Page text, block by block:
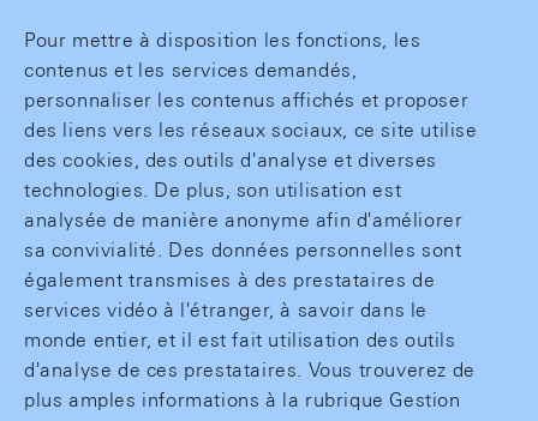
Pour mettre à disposition les fonctions, les
contenus et les services demandés,
personnaliser les contenus affichés et proposer
des liens vers les réseaux sociaux, ce site utilise
des cookies, des outils d'analyse et diverses
technologies. De plus, son utilisation est
analysée de manière anonyme afin d'améliorer
sa convivialité. Des données personnelles sont
également transmises à des prestataires de
services vidéo à l'étranger, à savoir dans le
monde entier, et il est fait utilisation des outils
d'analyse de ces prestataires. Vous trouverez de
plus amples informations à la rubrique Gestion